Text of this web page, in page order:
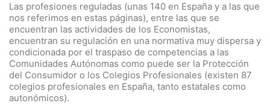
Las profesiones reguladas (unas 140 en España y a las que
nos referimos en estas páginas), entre las que se
encuentran las actividades de los Economistas,
encuentran su regulación en una normativa muy dispersa y
condicionada por el traspaso de competencias a las
Comunidades Autónomas como puede ser la Protección
del Consumidor o los Colegios Profesionales (existen 87
colegios profesionales en España, tanto estatales como
autonómicos).